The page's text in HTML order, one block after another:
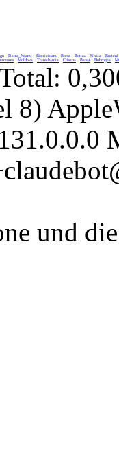
Piatra_Neamt Bistricioara Borsa Botiza Sinaia
Busteni
Moldova Transilvania Crisana Banat Dobrogea
8)
und